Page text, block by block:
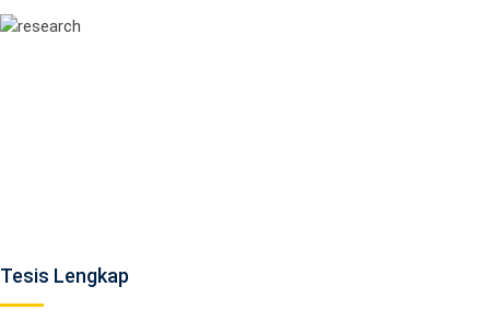
Tesis Lengkap